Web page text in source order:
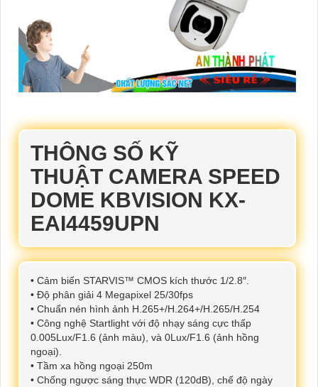
THÔNG SỐ KỸ
THUẬT CAMERA SPEED
DOME KBVISION KX-
EAI4459UPN
• Cảm biến STARVIS™ CMOS kích thước 1/2.8″.
• Độ phân giải 4 Megapixel 25/30fps
• Chuẩn nén hình ảnh H.265+/H.264+/H.265/H.254
• Công nghệ Startlight với độ nhạy sáng cực thấp
0.005Lux/F1.6 (ảnh màu), và 0Lux/F1.6 (ảnh hồng
ngoại).
• Tầm xa hồng ngoại 250m
• Chống ngược sáng thực WDR (120dB), chế độ ngày